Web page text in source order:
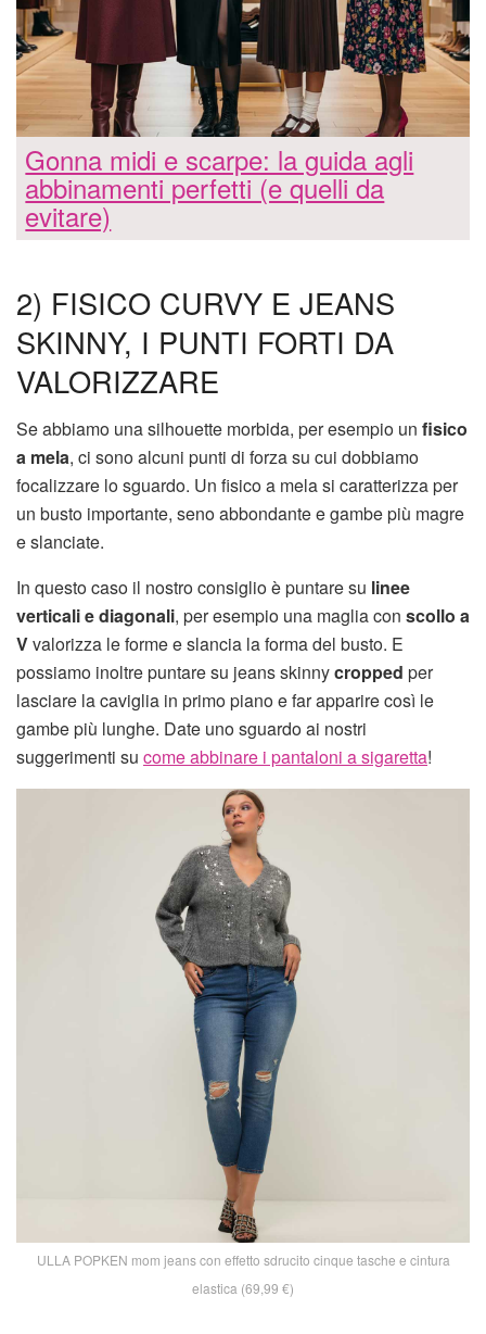
Gonna midi e scarpe: la guida agli
abbinamenti perfetti (e quelli da
evitare)
2) FISICO CURVY E JEANS
SKINNY, I PUNTI FORTI DA
VALORIZZARE
Se abbiamo una silhouette morbida, per esempio un fisico
a mela, ci sono alcuni punti di forza su cui dobbiamo
focalizzare lo sguardo. Un fisico a mela si caratterizza per
un busto importante, seno abbondante e gambe più magre
e slanciate.
In questo caso il nostro consiglio è puntare su linee
verticali e diagonali, per esempio una maglia con scollo a
Vvalorizza le forme e slancia la forma del busto. E
possiamo inoltre puntare su jeans skinnycropped per
lasciare la caviglia in primo piano e far apparire così le
gambe più lunghe. Date uno sguardo ai nostri
suggerimenti su come abbinare i pantaloni a sigaretta!
ULLA POPKEN mom jeans con effetto sdrucito cinque tasche e cintura
elastica (69,99 €)